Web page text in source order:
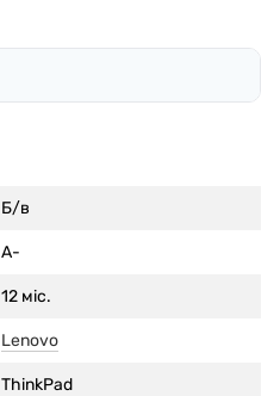
Б/в
A-
12 міс.
Lenovo
ThinkPad